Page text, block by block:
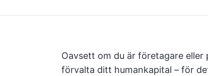
Oavsett om du är företagare
förvalta ditt humankapital – för